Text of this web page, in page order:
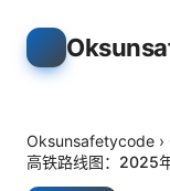
Oksunsafetycode ›
高铁路线图：2025